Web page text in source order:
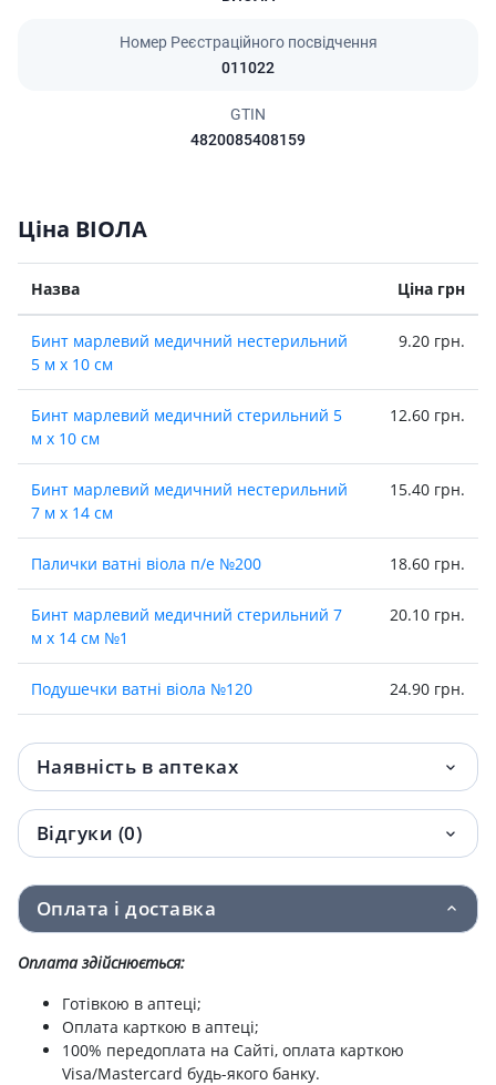
Номер Реєстраційного посвідчення
011022
GTIN
4820085408159
Ціна ВІОЛА
Назва Ціна грн
Бинт марлевий медичний нестерильний
5 м х 10 см
9.20 грн.
Бинт марлевий медичний стерильний 5
м х 10 см
12.60 грн.
Бинт марлевий медичний нестерильний
7 м х 14 см
15.40 грн.
Палички ватнi вiола п/е №200 18.60 грн.
Бинт марлевий медичний стерильний 7
м х 14 см №1
20.10 грн.
Подушечки ватнi вiола №120 24.90 грн.
Фiточай фiтовiол №17 сердцево-судиний
1,5г №20
56.10 грн.
Фiточай фiтовiол №18 судинний 1,5г №20 65 грн.
Фiточай фiтовiол №11 послаблюючий 1,5г
№20
66.10 грн.
Фіточай шлунково-кишковий №8 1,5г №20 68.20 грн.
№20
Ісландський мох 25г
Наявність в аптеках
Відгуки (0)
Оплата і доставка
Оплата здійснюється:
Готівкою в аптеці;
Оплата карткою в аптеці;
100% передоплата на Сайті, оплата карткою
Visa/Mastercard будь-якого банку.